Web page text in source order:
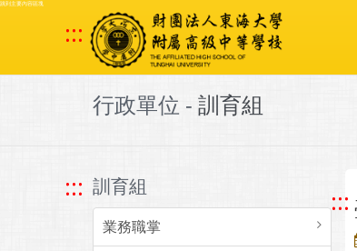
跳到主要內容區塊
:::
行政單位 - 訓育組
::: 訓育組
業務職掌
:::